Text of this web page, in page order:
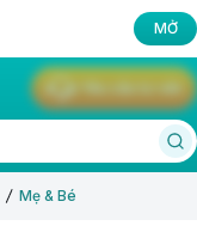
MỞ
Mẹ & Bé